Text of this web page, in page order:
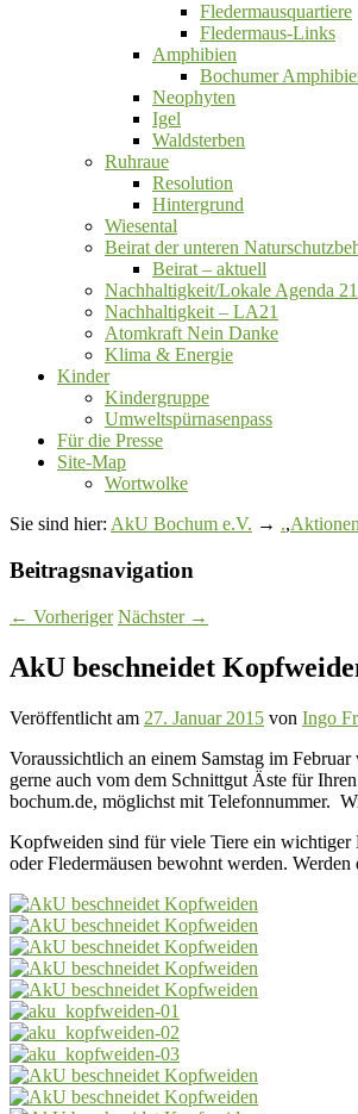
Fledermausquartiere
Fledermaus-Links
Amphibien
Bochumer
Neophyten
Igel
Waldsterben
Ruhraue
Resolution
Hintergrund
Wiesental
Beirat der unteren
Beirat ‒ aktuell
Nachhaltigkeit/Lokale Agenda 21
Nachhaltigkeit – LA21
Atomkraft Nein Danke
Klima & Energie
Kinder
Kindergruppe
Umweltspürnasenpass
Für die Presse
Site-Map
Wortwolke
Sie sind hier: AkU Bochum e.V. → .,Aktionen
Beitragsnavigation
← Vorheriger Nächster →
AkU beschneidet
Veröffentlicht am 27. Januar 2015 von Ingo
Voraussichtlich an einem Samstag im
gerne auch vom dem Schnittgut Äste für
bochum.de, möglichst mit Telefonnummer.
Kopfweiden sind für viele Tiere ein wichtiger
oder Fledermäusen bewohnt werden.